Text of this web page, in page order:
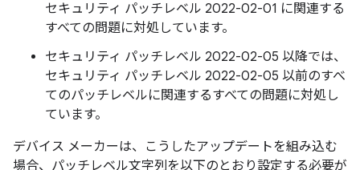
セキュリティ パッチレベル 2022-02-01 に関連する
すべての問題に対処しています。
セキュリティ パッチレベル 2022-02-05 以降では、
セキュリティ パッチレベル 2022-02-05 以前のすべ
てのパッチレベルに関連するすべての問題に対処し
ています。
デバイス メーカーは、こうしたアップデートを組み込む
場合、パッチレベル文字列を以下のとおり設定する必要が